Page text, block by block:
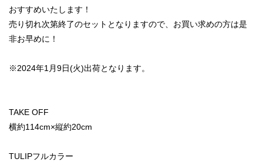
おすすめいたします！
売り切れ次第終了のセットとなりますので、お買い求めの方は是
非お早めに！
※2024年1月9日(火)出荷となります。
TAKE OFF
横約114cm×縦約20cm
TULIPフルカラー